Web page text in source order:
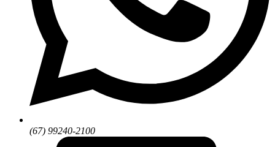
(67) 99240-2100